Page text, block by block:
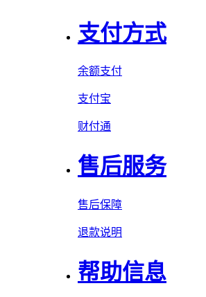
支付方式
余额支付
支付宝
财付通
售后服务
售后保障
退款说明
帮助信息